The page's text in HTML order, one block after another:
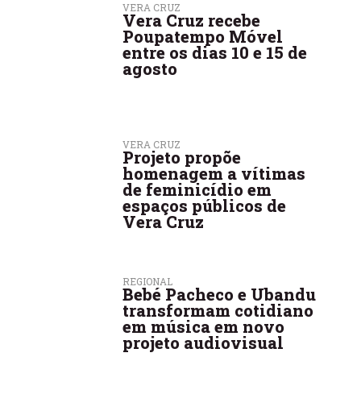
VERA CRUZ
Vera Cruz recebe
Poupatempo Móvel
entre os dias 10 e 15 de
agosto
VERA CRUZ
Projeto propõe
homenagem a vítimas
de feminicídio em
espaços públicos de
Vera Cruz
REGIONAL
Bebé Pacheco e Ubandu
transformam cotidiano
em música em novo
projeto audiovisual